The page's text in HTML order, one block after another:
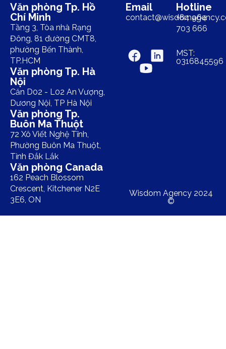
Văn phòng Tp. Hồ
Chí Minh
Tầng 3, Tòa nhà Rạng
Đông, 81 đường CMT8,
phường Bến Thành,
TP.HCM
Văn phòng Tp. Hà
Nội
Căn D02 - L02 An Vượng,
Dương Nội, TP Hà Nội
Văn phòng Tp.
Buôn Ma Thuột
72 Xô Viết Nghệ Tĩnh,
Phường Buôn Ma Thuột,
Tỉnh Đắk Lắk
Văn phòng Canada
162 Peach Blossom
Crescent, Kitchener N2E
3E6, ON
Email Hotline
+84 964
703 666
MST:
0316845596
Wisdom Agency 2024
©